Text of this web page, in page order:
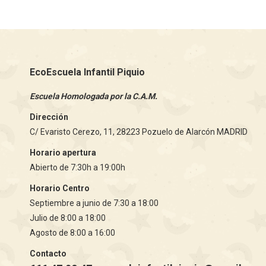
EcoEscuela Infantil Piquio
Escuela Homologada por la C.A.M.
Dirección
C/ Evaristo Cerezo, 11, 28223 Pozuelo de Alarcón MADRID
Horario apertura
Abierto de 7:30h a 19:00h
Horario Centro
Septiembre a junio de 7:30 a 18:00
Julio de 8:00 a 18:00
Agosto de 8:00 a 16:00
Contacto